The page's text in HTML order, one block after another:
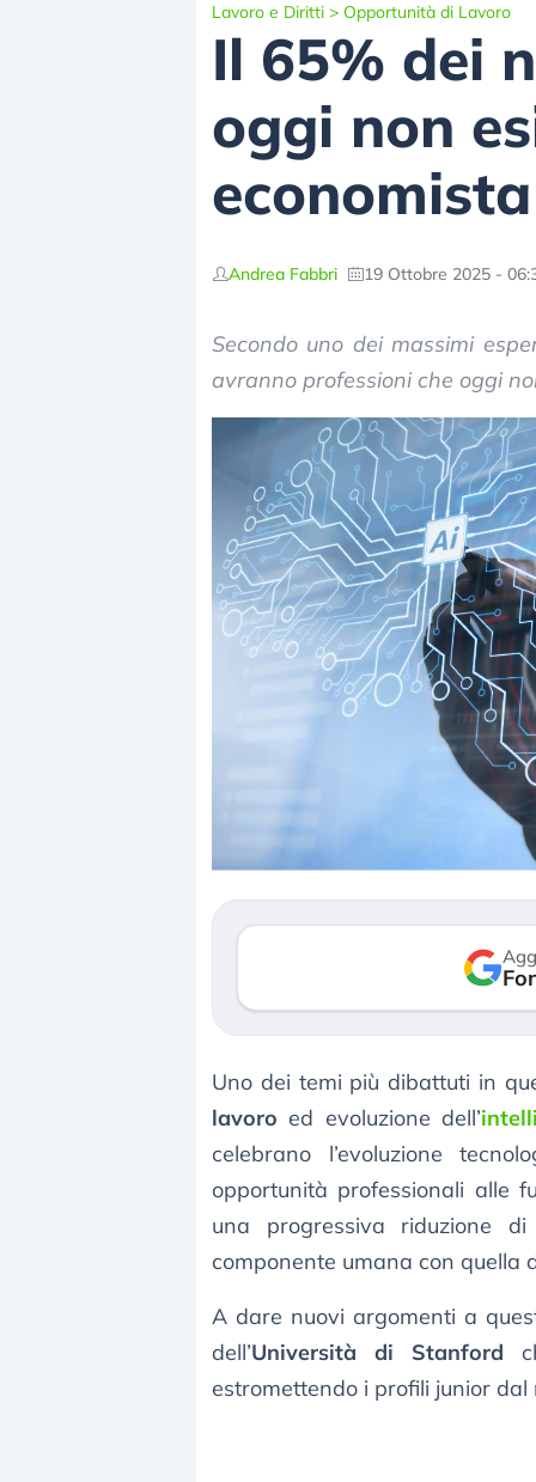
Lavoro e Diritti > Opportunità di Lavoro
Il 65% dei
oggi non
economista
Andrea Fabbri 19 Ottobre 2025 -
Secondo uno dei massimi
avranno professioni che oggi
Uno dei temi più dibattuti in
lavoro ed evoluzione dell’
celebrano l’evoluzione
opportunità professionali alle
una progressiva riduzione
componente umana con quella
A dare nuovi argomenti a
dell’Università di Stanford
estromettendo i profili junior dal
Dalle valutazioni estreme
correzione. Cosa sta
repricing degli asset?
3 agosto 2026